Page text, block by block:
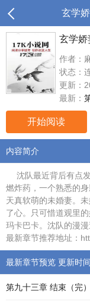
玄学
玄学娇
作者：
状态：
更新：
最新：
开始阅读
内容简介
沈队最近背后有点
燃炸药，一个熟悉的
天真软萌的未婚妻。
了心。只可惜道观里
玛卡巴卡。沈队的漫漫
最新章节推荐地址：
最新章节预览 更新时
第九十三章 结束（完）